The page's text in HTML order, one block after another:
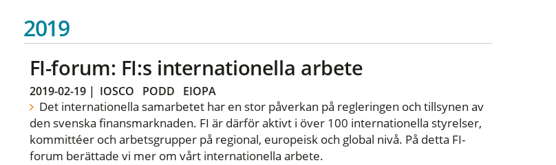
2019
FI-forum: FI:s internationella arbete
2019-02-19| IOSCO PODD EIOPA
Det internationella samarbetet har en stor påverkan på regleringen och tillsynen av
den svenska finansmarknaden. FI är därför aktivt i över 100 internationella styrelser,
kommittéer och arbetsgrupper på regional, europeisk och global nivå. På detta FI-
forum berättade vi mer om vårt internationella arbete.